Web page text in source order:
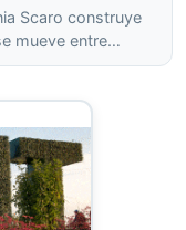
Scaro construye
mueve entre…